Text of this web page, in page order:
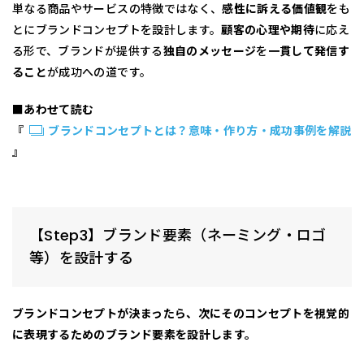
単なる商品やサービスの特徴ではなく、感性に訴える価値観をも
とにブランドコンセプトを設計します。顧客の心理や期待に応え
る形で、ブランドが提供する独自のメッセージを一貫して発信す
ることが成功への道です。
■あわせて読む
『
ブランドコンセプトとは？意味・作り方・成功事例を解説
』
【Step3】ブランド要素（ネーミング・ロゴ
等）を設計する
ブランドコンセプトが決まったら、次にそのコンセプトを視覚的
に表現するためのブランド要素を設計します。